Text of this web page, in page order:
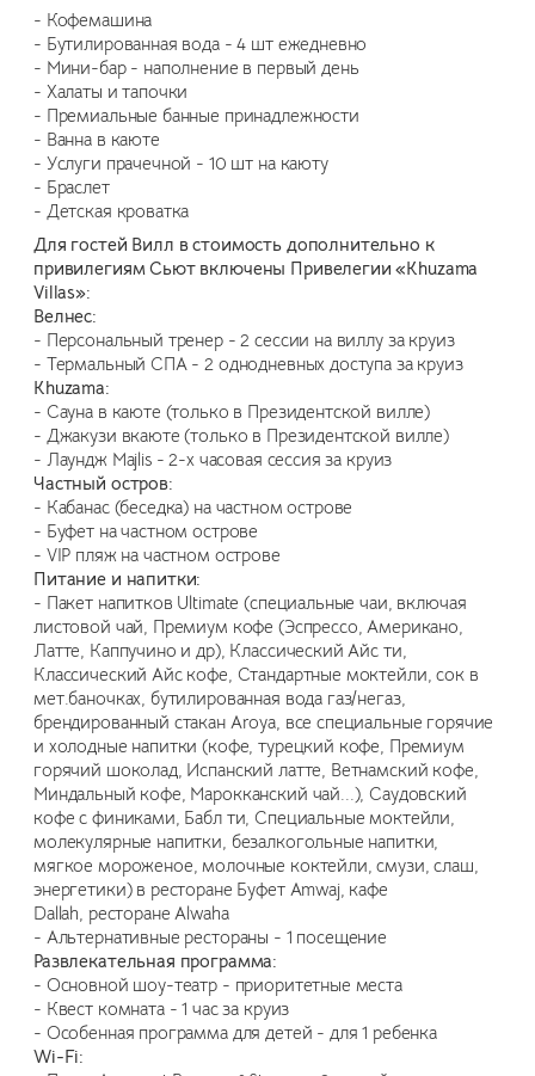
- Кофемашина
- Бутилированная вода - 4 шт ежедневно
- Мини-бар - наполнение в первый день
- Халаты и тапочки
- Премиальные банные принадлежности
- Ванна в каюте
- Услуги прачечной - 10 шт на каюту
- Браслет
- Детская кроватка
Для гостей Вилл в стоимость дополнительно к
привилегиям Сьют включены Привелегии «Khuzama
Villas»:
Велнес:
- Персональный тренер - 2 сессии на виллу за круиз
- Термальный СПА - 2 однодневных доступа за круиз
Khuzama:
- Сауна в каюте (только в Президентской вилле)
- Джакузи вкаюте (только в Президентской вилле)
- Лаундж Majlis - 2-х часовая сессия за круиз
Частный остров:
- Кабанас (беседка) на частном острове
- Буфет на частном острове
- VIP пляж на частном острове
Питание и напитки:
- Пакет напитков Ultimate (специальные чаи, включая
листовой чай, Премиум кофе (Эспрессо, Американо,
Латте, Каппучино и др), Классический Айс ти,
Классический Айс кофе, Стандартные моктейли, сок в
мет.баночках, бутилированная вода газ/негаз,
брендированный стакан Aroya, все специальные горячие
и холодные напитки (кофе, турецкий кофе, Премиум
горячий шоколад, Испанский латте, Ветнамский кофе,
Миндальный кофе, Марокканский чай...), Саудовский
кофе с финиками, Бабл ти, Специальные моктейли,
молекулярные напитки, безалкогольные напитки,
мягкое мороженое, молочные коктейли, смузи, слаш,
энергетики) в ресторане Буфет Amwaj, кафе
Dallah, ресторане Alwaha
- Альтернативные рестораны - 1 посещение
Развлекательная программа:
- Основной шоу-театр - приоритетные места
- Квест комната - 1 час за круиз
- Особенная программа для детей - для 1 ребенка
Wi-Fi: